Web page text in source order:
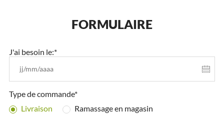
FORMULAIRE
J'ai besoin le:*
Type de commande*
Livraison
Ramassage en magasin